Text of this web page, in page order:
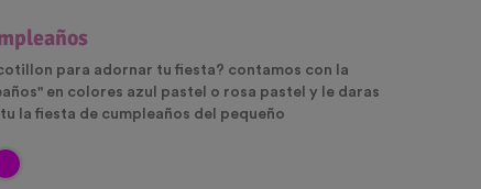
para adornar tu fiesta? contamos con la
en colores azul pastel o rosa pastel y le daras
la fiesta de cumpleaños del pequeño